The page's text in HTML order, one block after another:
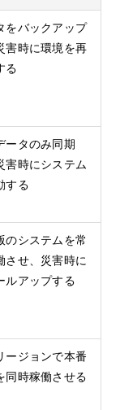
をバックアップ
害時に環境を再
る
ータのみ同期
害時にシステム
する
のシステムを常
させ、災害時に
ルアップする
ージョンで本番
同時稼働させる